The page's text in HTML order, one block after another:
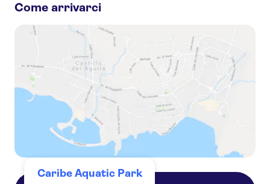
Come arrivarci
Caribe Aquatic Park